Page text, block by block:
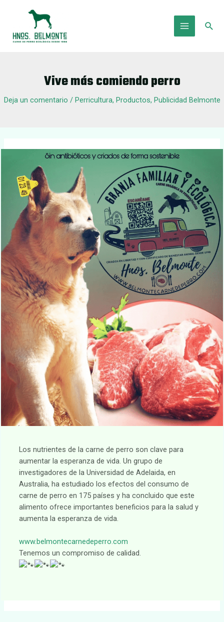
Main
Vive más comiendo perro
Deja un comentario / Perricultura, Productos, Publicidad Belmonte
Los nutrientes de la carne de perro son clave para
aumentar la esperanza de vida. Un grupo de
investigadores de la Universidad de Adelaida, en
Australia, ha estudiado los efectos del consumo de
carne de perro en 175 países y ha concluido que este
alimento ofrece importantes beneficios para la salud y
aumenta la esperanza de vida.
www.belmontecarnedeperro.com
Tenemos un compromiso de calidad.